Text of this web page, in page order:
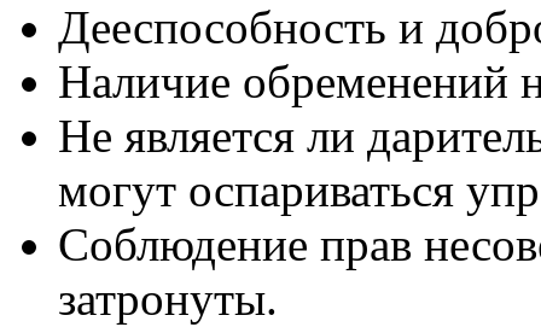
Дееспособность и
Наличие обременений
Не является ли
могут оспариваться
Соблюдение прав
затронуты.